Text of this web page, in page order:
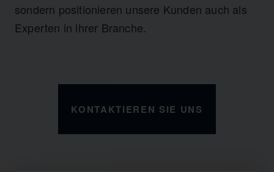
sondern positionieren unsere Kunden auch als
Experten in ihrer Branche.
KONTAKTIEREN SIE UNS